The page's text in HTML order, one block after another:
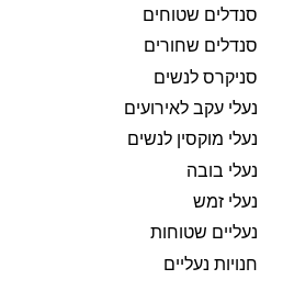
סנדלים שטוחים
סנדלים שחורים
סניקרס לנשים
נעלי עקב לאירועים
נעלי מוקסין לנשים
נעלי בובה
נעלי זמש
נעליים שטוחות
חנויות נעליים